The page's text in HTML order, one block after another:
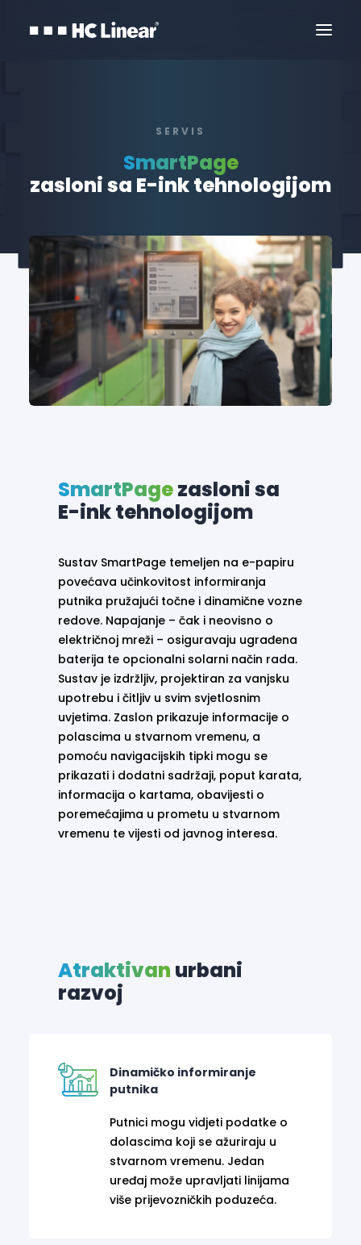
Kontaktirajte Nas
SERVIS
SmartPage
zasloni sa E-ink tehnologijom
SmartPagezasloni sa
E-ink tehnologijom
Sustav SmartPage temeljen na e-papiru
povećava učinkovitost informiranja
putnika pružajući točne i dinamične vozne
redove. Napajanje – čak i neovisno o
električnoj mreži – osiguravaju ugrađena
baterija te opcionalni solarni način rada.
Sustav je izdržljiv, projektiran za vanjsku
upotrebu i čitljiv u svim svjetlosnim
uvjetima. Zaslon prikazuje informacije o
polascima u stvarnom vremenu, a
pomoću navigacijskih tipki mogu se
prikazati i dodatni sadržaji, poput karata,
informacija o kartama, obavijesti o
poremećajima u prometu u stvarnom
vremenu te vijesti od javnog interesa.
Atraktivan urbani
razvoj
Dinamičko informiranje
putnika
Putnici mogu vidjeti podatke o
dolascima koji se ažuriraju u
stvarnom vremenu. Jedan
uređaj može upravljati linijama
više prijevozničkih poduzeća.